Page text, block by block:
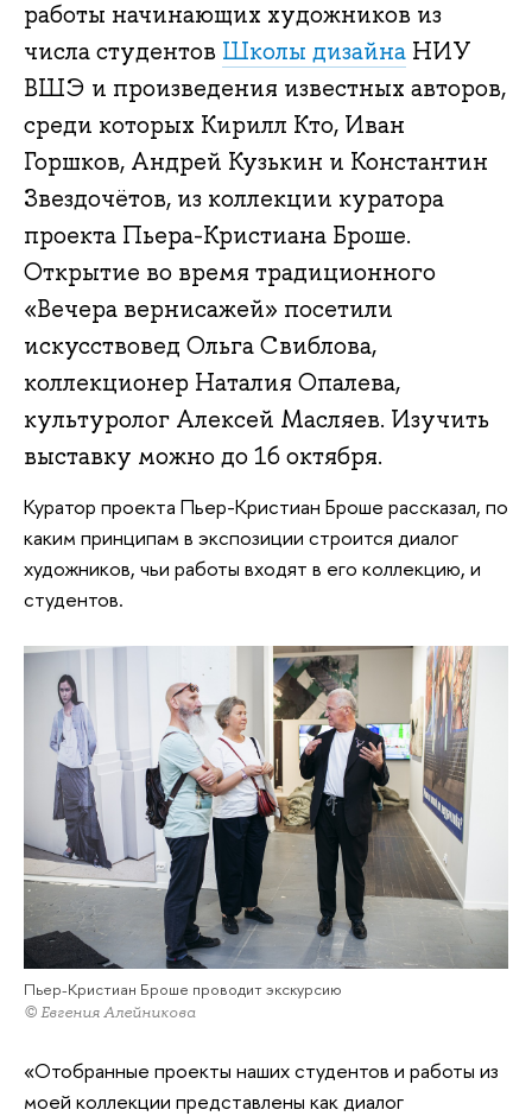
работы начинающих художников из
числа студентов Школы дизайна НИУ
ВШЭ и произведения известных авторов,
среди которых Кирилл Кто, Иван
Горшков, Андрей Кузькин и Константин
Звездочётов, из коллекции куратора
проекта Пьера-Кристиана Броше.
Открытие во время традиционного
«Вечера вернисажей» посетили
искусствовед Ольга Свиблова,
коллекционер Наталия Опалева,
культуролог Алексей Масляев. Изучить
выставку можно до 16 октября.
Куратор проекта Пьер-Кристиан Броше рассказал, по
каким принципам в экспозиции строится диалог
художников, чьи работы входят в его коллекцию, и
студентов.
Пьер-Кристиан Броше проводит экскурсию
© Евгения Алейникова
«Отобранные проекты наших студентов и работы из
моей коллекции представлены как диалог